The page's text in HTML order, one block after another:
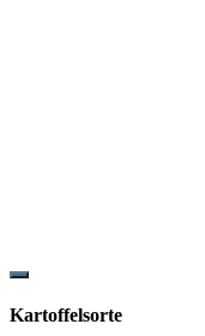
Show
Content
Kartoffelsorte